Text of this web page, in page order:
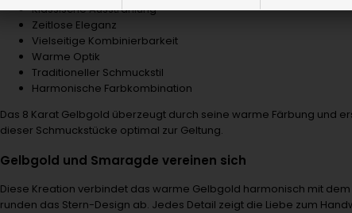
Klassische Ausstrahlung
Zeitlose Eleganz
Vielseitige Kombinierbarkeit
Warme Optik
Traditioneller Schmuckstil
Harmonische Farbkombination
Das 8 Karat Gelbgold überzeugt durch seine warme Färbung und
dieser Schmuckstücke optimal zur Geltung.
Gelbgold und Smaragde vereinen sich
Diese Kreation verbindet das warme Gelbgold harmonisch mit
runden das Stern-Design ab. Jedes Detail zeigt die Liebe zum